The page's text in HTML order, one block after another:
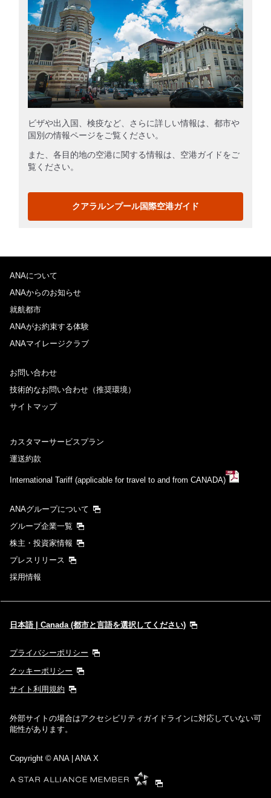
ビザや出入国、検疫など、さらに詳しい情報は、都市や
国別の情報ページをご覧ください。
また、各目的地の空港に関する情報は、空港ガイドをご
覧ください。
クアラルンプール国際空港ガイド
ANAについて
ANAからのお知らせ
就航都市
ANAがお約束する体験
ANAマイレージクラブ
お問い合わせ
技術的なお問い合わせ（推奨環境）
サイトマップ
カスタマーサービスプラン
運送約款
International Tariff (applicable for travel to and from CANADA)
ANAグループについて
グループ企業一覧
株主・投資家情報
プレスリリース
採用情報
日本語 | Canada (都市と言語を選択してください)
プライバシーポリシー
クッキーポリシー
サイト利用規約
外部サイトの場合はアクセシビリティガイドラインに対応していない可
能性があります。
Copyright © ANA | ANA X